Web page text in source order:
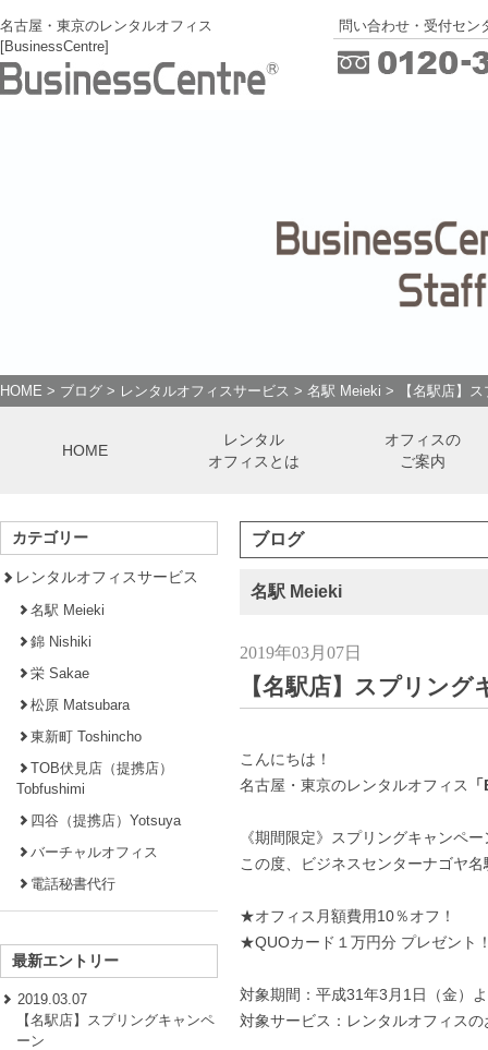
名古屋・東京のレンタルオフィス
[BusinessCentre]
問い合わせ・受付セン
HOME > ブログ > レンタルオフィスサービス > 名駅 Meieki > 【名駅店】
HOME
レンタル
オフィスとは
オフィスの
ご案内
ブログ
名駅 Meieki
2019年03月07日
【名駅店】スプリング
こんにちは！
名古屋・東京のレンタルオフィス
《期間限定》スプリングキャンペー
この度、ビジネスセンターナゴヤ
★オフィス月額費用10％オフ！
★QUOカード１万円分 プレゼント
対象期間：平成31年3月1日（金）
対象サービス：レンタルオフィス
カテゴリー
レンタルオフィスサービス
名駅 Meieki
錦 Nishiki
栄 Sakae
松原 Matsubara
東新町 Toshincho
TOB伏見店（提携店）
Tobfushimi
四谷（提携店）Yotsuya
バーチャルオフィス
電話秘書代行
最新エントリー
2019.03.07
【名駅店】スプリングキャンペ
ーン